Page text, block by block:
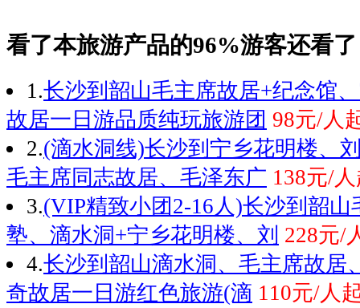
看了本旅游产品的96%游客还看
1.长沙到韶山毛主席故居+纪念馆
故居一日游品质纯玩旅游团 98元/人
2.(滴水洞线)长沙到宁乡花明楼、
毛主席同志故居、毛泽东广 138元/
3.(VIP精致小团2-16人)长沙到韶
塾、滴水洞+宁乡花明楼、刘 228元/
4.长沙到韶山滴水洞、毛主席故居
奇故居一日游红色旅游(滴 110元/人